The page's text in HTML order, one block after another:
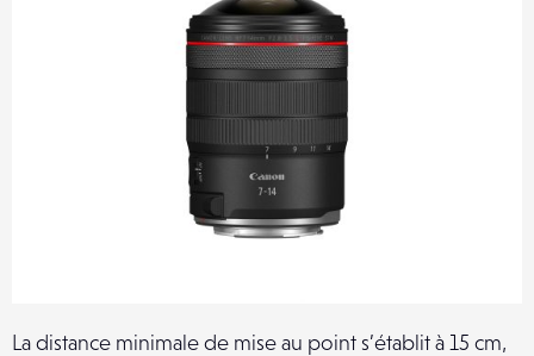
La distance minimale de mise au point s’établit à 15 cm,